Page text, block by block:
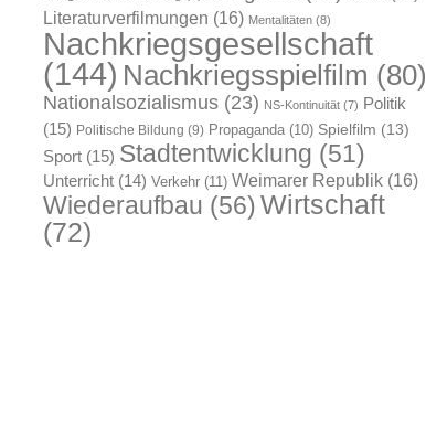
Literaturverfilmungen (16) Mentalitäten (8)
Nachkriegsgesellschaft
(144) Nachkriegsspielfilm (80)
Nationalsozialismus (23) NS-Kontinuität (7) Politik
(15) Politische Bildung (9) Propaganda (10) Spielfilm (13)
Sport (15) Stadtentwicklung (51)
Unterricht (14) Verkehr (11) Weimarer Republik (16)
Wiederaufbau (56)Wirtschaft
(72)